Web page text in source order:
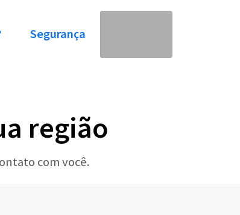
Segurança
região
com você.